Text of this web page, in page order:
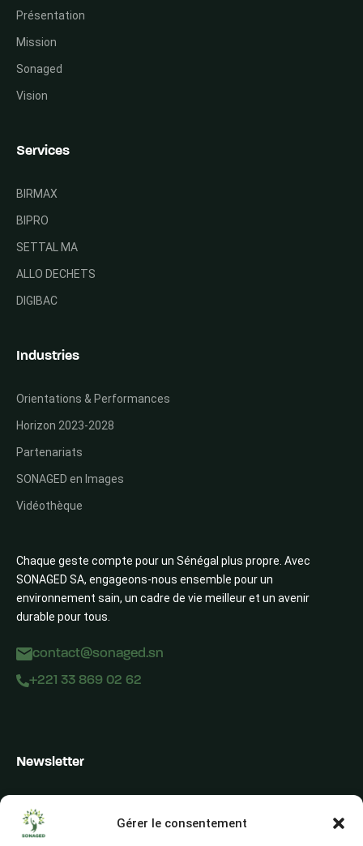
Gérer le consentement
Chaque geste compte pour un Sénégal plus propre. Avec
SONAGED SA, engageons-nous ensemble pour un
environnement sain, un cadre de vie meilleur et un avenir
durable pour tous.
contact@sonaged.sn
+221 33 869 02 62
Présentation
Mission
Sonaged
Vision
Services
BIRMAX
BIPRO
SETTAL MA
ALLO DECHETS
DIGIBAC
Industries
Orientations & Performances
Horizon 2023-2028
Partenariats
SONAGED en Images
Vidéothèque
Newsletter
les actualités et les conseils